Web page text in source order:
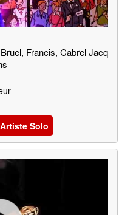
Francis, Cabrel Jacq
Solo